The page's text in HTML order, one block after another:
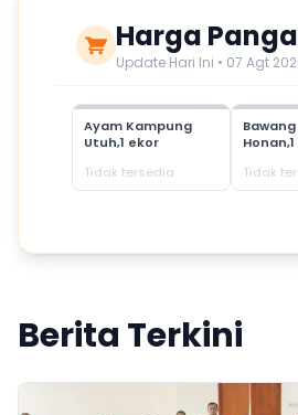
Harga
Update Hari Ini • 07 Agt
Ayam Kampung
Utuh,1 ekor
Tidak tersedia
Tidak
Berita Terkini